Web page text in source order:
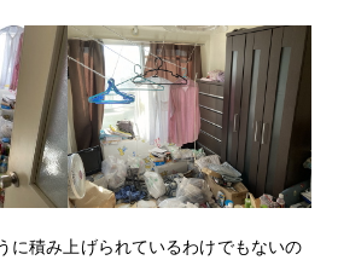
に積み上げられているわけでもないの